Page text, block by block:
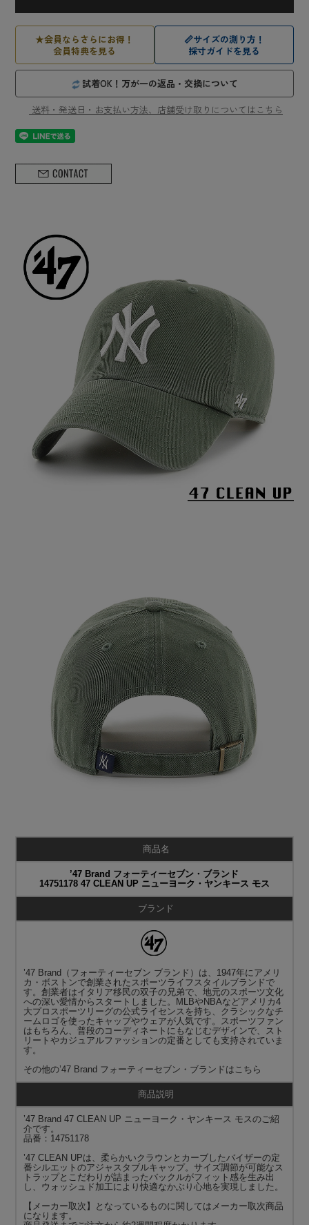
★会員ならさらにお得！
会員特典を見る
📏サイズの測り方！
採寸ガイドを見る
試着OK！万が一の返品・交換について
送料・発送日・お支払い方法、店舗受け取りについてはこちら
商品名
’47 Brand フォーティーセブン・ブランド
14751178 47 CLEAN UP ニューヨーク・ヤンキース モス
ブランド
’47 Brand（フォーティーセブン ブランド）は、1947年にアメリ
カ・ボストンで創業されたスポーツライフスタイルブランドで
す。創業者はイタリア移民の双子の兄弟で、地元のスポーツ文化
への深い愛情からスタートしました。MLBやNBAなどアメリカ4
大プロスポーツリーグの公式ライセンスを持ち、クラシックなチ
ームロゴを使ったキャップやウェアが人気です。スポーツファン
はもちろん、普段のコーディネートにもなじむデザインで、スト
リートやカジュアルファッションの定番としても支持されていま
す。
その他の’47 Brand フォーティーセブン・ブランド はこちら
商品説明
’47 Brand 47 CLEAN UP ニューヨーク・ヤンキース モスのご紹
介です。
品番：14751178
’47 CLEAN UPは、柔らかいクラウンとカーブしたバイザーの定
番シルエットのアジャスタブルキャップ。サイズ調節が可能なス
トラップとこだわりが詰まったバックルがフィット感を生み出
し、ウォッシュド加工により快適なかぶり心地を実現しました。
【メーカー取次】となっているものに関してはメーカー取次商品
になります。